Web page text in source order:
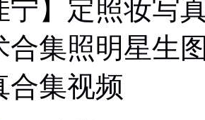
宁】定照妆写
合集照明星生
合集视频